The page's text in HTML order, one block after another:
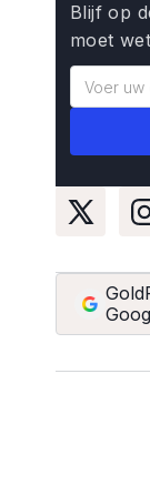
Blijf op
moet